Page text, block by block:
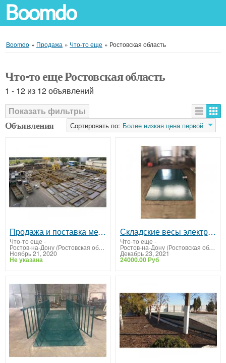
Boomdo
Boomdo » Продажа » Что-то еще » Ростовская область
Что-то еще Ростовская область
1 - 12 из 12 объявлений
Показать фильтры
Сортировать по: Более низкая цена первой
Объявления
Продажа и поставка металлопроката из меди в любой регион РФ.
Что-то еще -
Ростов-на-Дону (Ростовская область)
Ноябрь 21, 2020
Не указана
Складские весы электронные платформенные
Что-то еще -
Ростов-на-Дону (Ростовская область)
Декабрь 23, 2021
24000.00 Руб